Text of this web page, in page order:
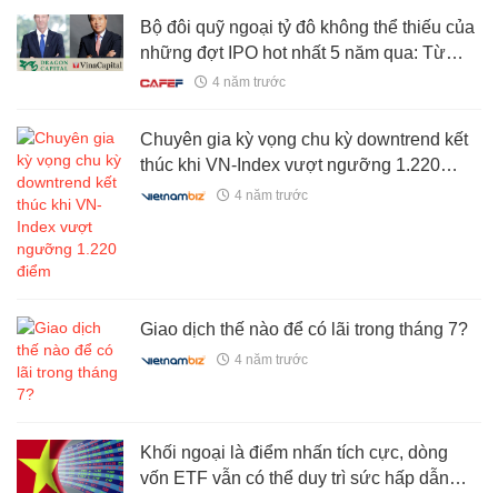
Bộ đôi quỹ ngoại tỷ đô không thể thiếu của
những đợt IPO hot nhất 5 năm qua: Từ
Novaland, Vietjet, FRT đến Hưng Thịnh...
4 năm trước
Chuyên gia kỳ vọng chu kỳ downtrend kết
thúc khi VN-Index vượt ngưỡng 1.220
điểm
4 năm trước
Giao dịch thế nào để có lãi trong tháng 7?
4 năm trước
Khối ngoại là điểm nhấn tích cực, dòng
vốn ETF vẫn có thể duy trì sức hấp dẫn